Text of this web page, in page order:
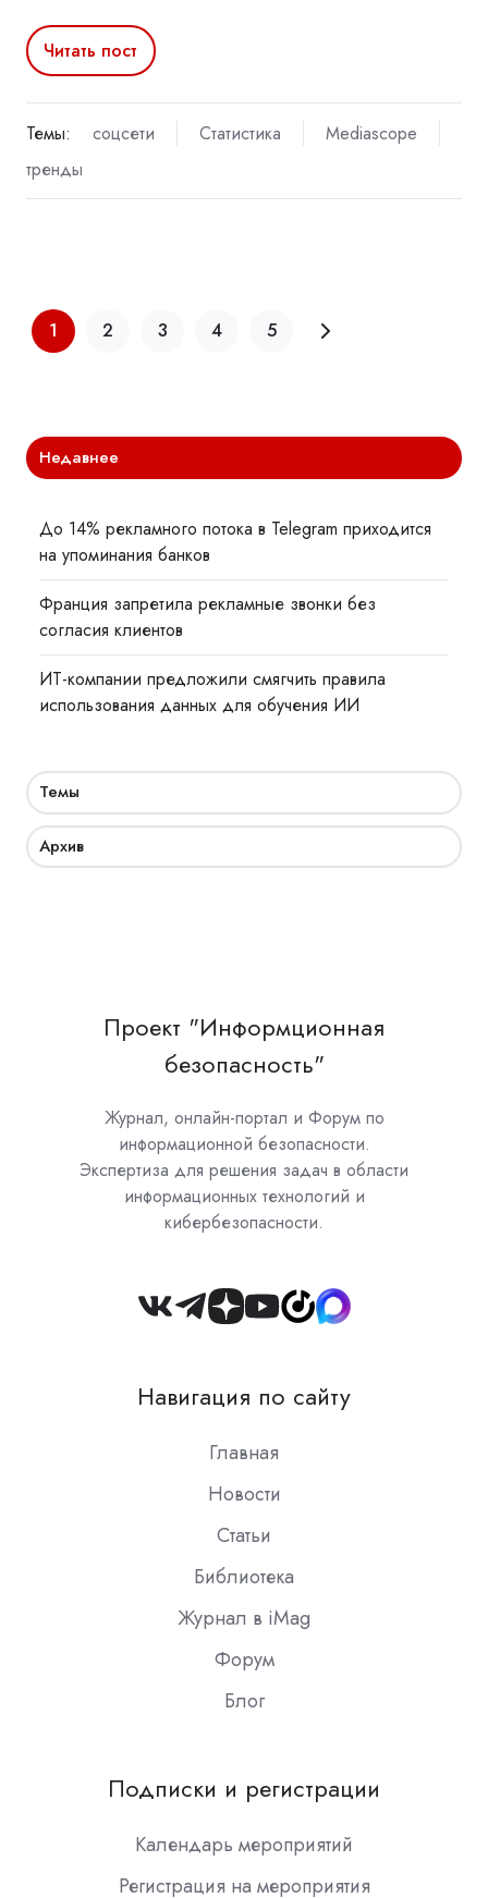
Читать пост
Темы: соцсети Статистика
Mediascope
тренды
1 2 3 4 5
Недавнее
До 14% рекламного потока в Telegram приходится
на упоминания банков
Франция запретила рекламные звонки без
согласия клиентов
ИТ-компании предложили смягчить правила
использования данных для обучения ИИ
Темы
Архив
Проект "Информционная
безопасность"
Журнал, онлайн-портал и Форум по
информационной безопасности.
Экспертиза для решения задач в области
информационных технологий и
кибербезопасности.
Join
Slack
Навигация по сайту
Главная
Новости
Статьи
Библиотека
Журнал в iMag
Форум
Блог
Подписки и регистрации
Календарь мероприятий
Регистрация на мероприятия